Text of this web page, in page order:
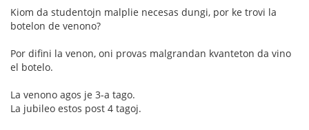
Kiom da studentojn malplie necesas dungi, por ke trovi la
botelon de venono?
Por difini la venon, oni provas malgrandan kvanteton da vino
el botelo.
La venono agos je 3-a tago.
La jubileo estos post 4 tagoj.